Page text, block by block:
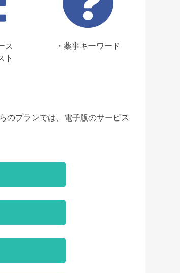
ス
ト
・薬事キーワード
のプランでは、電子版のサービス